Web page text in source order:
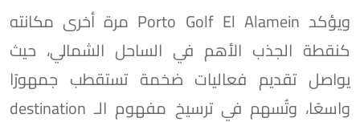
ويؤكد Porto Golf El Alamein مرة أخرى مكانته
كنقطة الجذب الأهم في الساحل الشمالي، حيث
يواصل تقديم فعاليات ضخمة تستقطب جمهورًا
واسعًا، وتُسهم في ترسيخ مفهوم الـ destination